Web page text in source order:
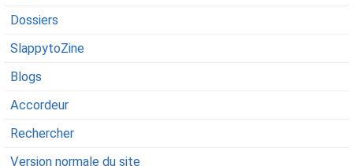
Dossiers
SlappytoZine
Blogs
Accordeur
Rechercher
Version normale du site